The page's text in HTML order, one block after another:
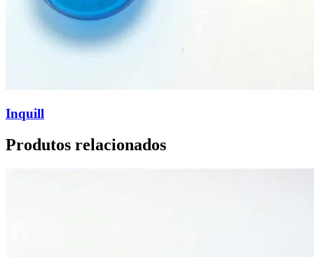
Inquill
Produtos relacionados